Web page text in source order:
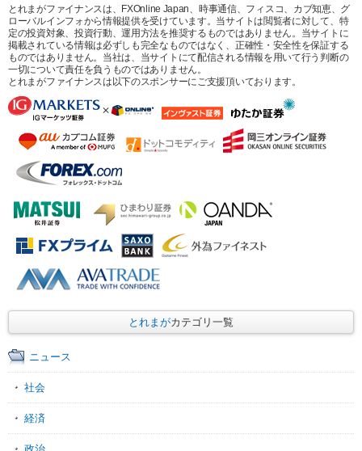
とれまがファイナンスは、FXOnline Japan、時事通信、フィスコ、カブ知恵、グ
ローバルインフォから情報提供を受けています。当サイトは閲覧者に対して、特
定の投資対象、投資行動、運用方法を推奨するものではありません。当サイトに
掲載されている情報は必ずしも完全なものではなく、正確性・安全性を保証する
ものではありません。当社は、当サイトにて配信される情報を用いて行う判断の
一切について責任を負うものではありません。
とれまがファイナンスは以下のスポンサーにご支援頂いております。
とれまがカテゴリ一覧
ニュース
社会
経済